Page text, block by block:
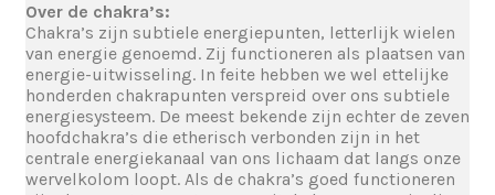
Over de chakra’s:
Chakra’s zijn subtiele energiepunten, letterlijk wielen
van energie genoemd. Zij functioneren als plaatsen van
energie-uitwisseling. In feite hebben we wel ettelijke
honderden chakrapunten verspreid over ons subtiele
energiesysteem. De meest bekende zijn echter de zeven
hoofdchakra’s die etherisch verbonden zijn in het
centrale energiekanaal van ons lichaam dat langs onze
wervelkolom loopt. Als de chakra’s goed functioneren